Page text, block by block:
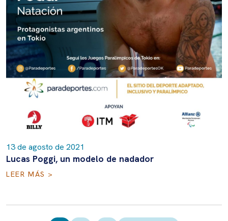
13 de agosto de 2021
Lucas Poggi, un modelo de nadador
LEER MÁS >